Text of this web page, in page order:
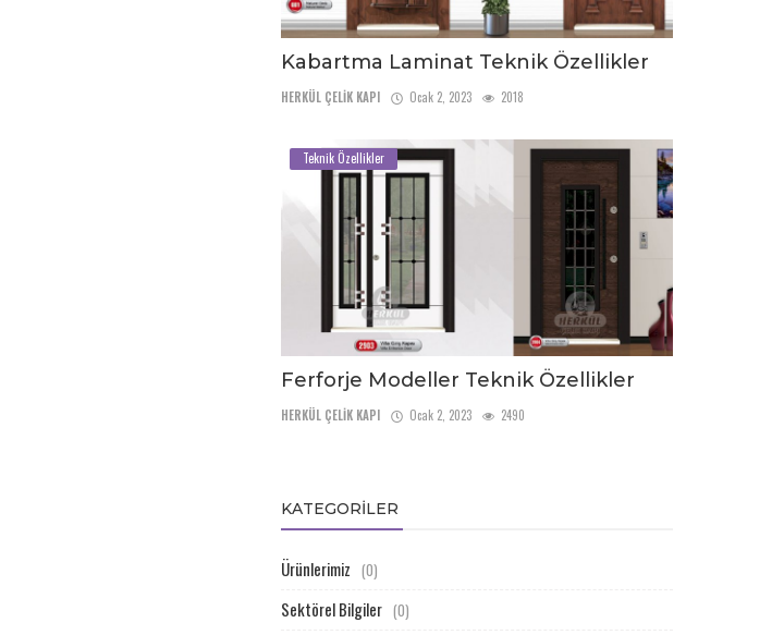
Kabartma Laminat Teknik Özellikler
HERKÜL ÇELİK KAPI Ocak 2, 2023 2018
Teknik Özellikler
Ferforje Modeller Teknik Özellikler
HERKÜL ÇELİK KAPI Ocak 2, 2023 2490
KATEGORILER
Ürünlerimiz (0)
Sektörel Bilgiler (0)